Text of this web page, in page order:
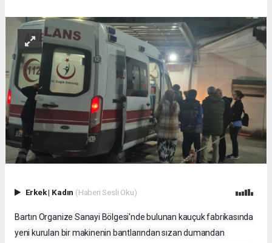
Erkek| Kadın (Haberi Sesli Oku)
Bartın Organize Sanayi Bölgesi'nde bulunan kauçuk fabrikasında
yeni kurulan bir makinenin bantlarından sızan dumandan